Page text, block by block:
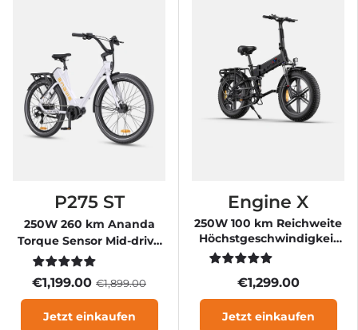
P275 ST
250W 260 km Ananda
Torque Sensor Mid-drive
Motor Commuting E-Bike
€1,199.00 €1,899.00
Jetzt einkaufen
Engine X
250W 100 km Reichweite
Höchstgeschwindigkeit
25 km/h Vollfederung E-
Bike
€1,299.00
Jetzt einkaufen